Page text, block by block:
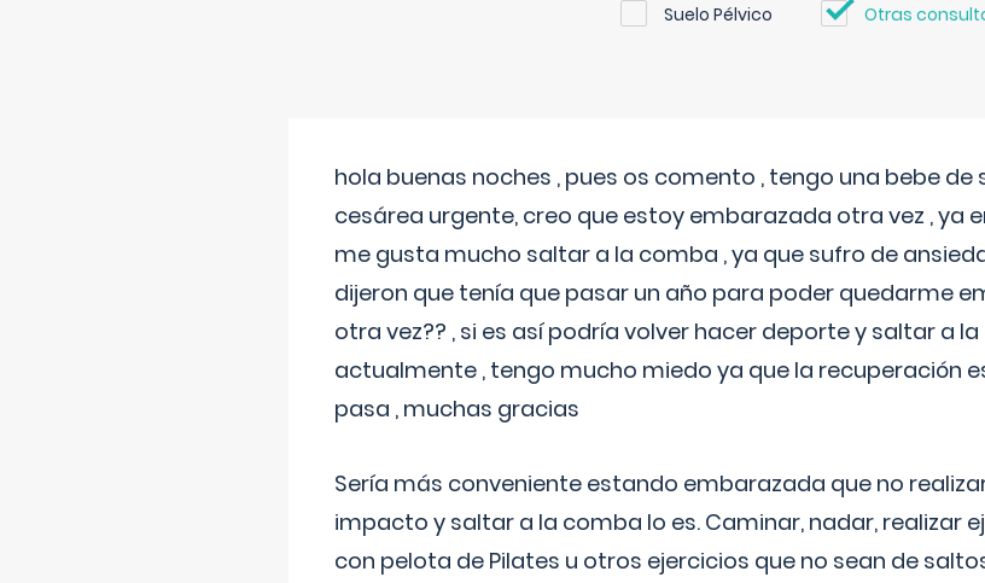
Suelo Pélvico Otras
hola buenas noches , pues os comento , tengo una bebe de
cesárea urgente, creo que estoy embarazada otra vez , ya
me gusta mucho saltar a la comba , ya que sufro de
dijeron que tenía que pasar un año para poder quedarme
otra vez?? , si es así podría volver hacer deporte y saltar a
actualmente , tengo mucho miedo ya que la recuperación
pasa , muchas gracias
Sería más conveniente estando embarazada que no
impacto y saltar a la comba lo es. Caminar, nadar, realizar
con pelota de Pilates u otros ejercicios que no sean de